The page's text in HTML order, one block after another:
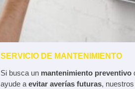
SERVICIO DE MANTENIMIENTO
Si busca un mantenimiento preventivo
ayude a evitar averías futuras, nuestros